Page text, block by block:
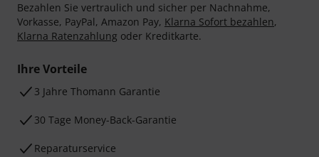
Bezahlen Sie vertraulich und sicher per Nachnahme,
Vorkasse, PayPal, Amazon Pay, Klarna Sofort bezahlen,
Klarna Ratenzahlung oder Kreditkarte.
Ihre Vorteile
3 Jahre Thomann Garantie
30 Tage Money-Back-Garantie
Reparaturservice